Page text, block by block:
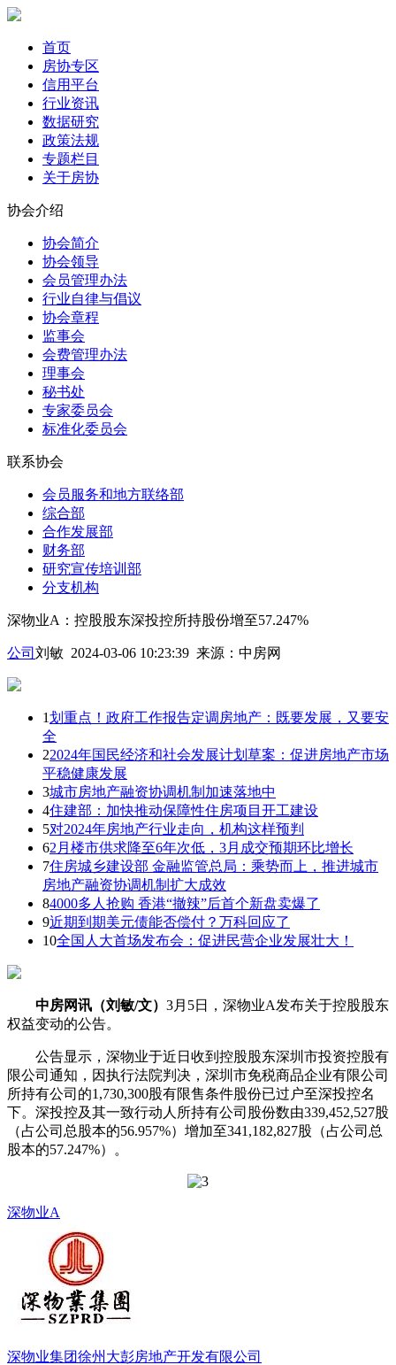
首页
房协专区
信用平台
行业资讯
数据研究
政策法规
专题栏目
关于房协
协会介绍
协会简介
协会领导
会员管理办法
行业自律与倡议
协会章程
监事会
会费管理办法
理事会
秘书处
专家委员会
标准化委员会
联系协会
会员服务和地方联络部
综合部
合作发展部
财务部
研究宣传培训部
分支机构
深物业A：控股股东深投控所持股份增至57.247%
公司 刘敏 2024-03-06 10:23:39 来源： 中房网
1划重点！政府工作报告定调房地产：既要发展，又要安
全
22024年国民经济和社会发展计划草案：促进房地产市场
平稳健康发展
3城市房地产融资协调机制加速落地中
4住建部：加快推动保障性住房项目开工建设
5对2024年房地产行业走向，机构这样预判
62月楼市供求降至6年次低，3月成交预期环比增长
7住房城乡建设部 金融监管总局：乘势而上，推进城市
房地产融资协调机制扩大成效
84000多人抢购 香港“撤辣”后首个新盘卖爆了
9近期到期美元债能否偿付？万科回应了
10全国人大首场发布会：促进民营企业发展壮大！
中房网讯（刘敏/文） 3月5日，深物业A发布关于控股股东
权益变动的公告。
公告显示，深物业于近日收到控股股东深圳市投资控股有
限公司通知，因执行法院判决，深圳市免税商品企业有限公司
所持有公司的1,730,300股有限售条件股份已过户至深投控名
下。深投控及其一致行动人所持有公司股份数由339,452,527股
（占公司总股本的56.957%）增加至341,182,827股（占公司总
股本的57.247%）。
深物业A
深物业集团徐州大彭房地产开发有限公司